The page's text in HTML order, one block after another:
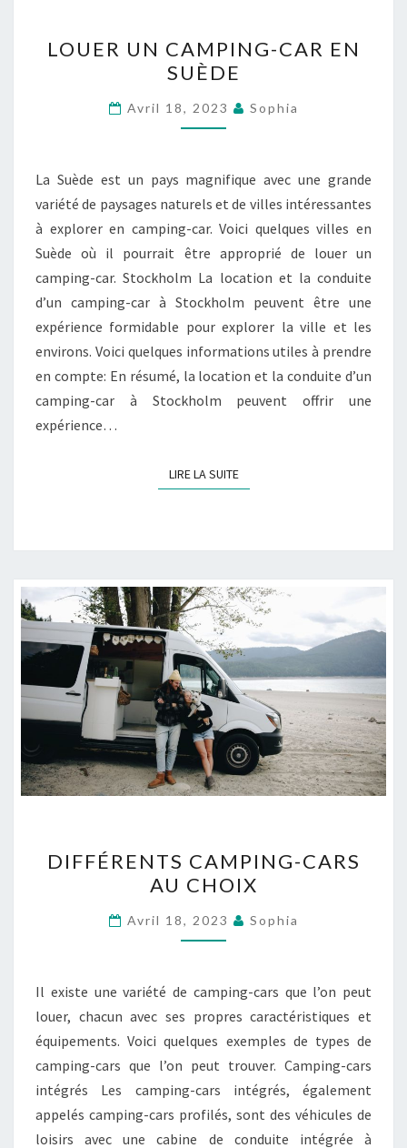
UN
CAMPING-
CAR
EN
LOUER UN CAMPING-CAR EN
SUÈDE
Avril 18, 2023 Sophia
La Suède est un pays magnifique avec une grande
variété de paysages naturels et de villes intéressantes
à explorer en camping-car. Voici quelques villes en
Suède où il pourrait être approprié de louer un
camping-car. Stockholm La location et la conduite
d’un camping-car à Stockholm peuvent être une
expérience formidable pour explorer la ville et les
environs. Voici quelques informations utiles à prendre
en compte: En résumé, la location et la conduite d’un
camping-car à Stockholm peuvent offrir une
expérience…
LIRE LA SUITELIRE LA SUITE
CAMPING-
CARS
AU
CHOIX
DIFFÉRENTS CAMPING-CARS
AU CHOIX
Avril 18, 2023 Sophia
Il existe une variété de camping-cars que l’on peut
louer, chacun avec ses propres caractéristiques et
équipements. Voici quelques exemples de types de
camping-cars que l’on peut trouver. Camping-cars
intégrés Les camping-cars intégrés, également
appelés camping-cars profilés, sont des véhicules de
loisirs avec une cabine de conduite intégrée à